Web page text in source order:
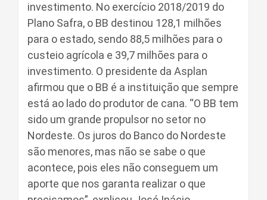
investimento. No exercício 2018/2019 do
Plano Safra, o BB destinou 128,1 milhões
para o estado, sendo 88,5 milhões para o
custeio agrícola e 39,7 milhões para o
investimento. O presidente da Asplan
afirmou que o BB é a instituição que sempre
está ao lado do produtor de cana. “O BB tem
sido um grande propulsor no setor no
Nordeste. Os juros do Banco do Nordeste
são menores, mas não se sabe o que
acontece, pois eles não conseguem um
aporte que nos garanta realizar o que